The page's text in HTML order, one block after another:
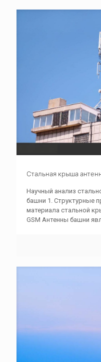
Стальная крыша
Научный анализ
башни 1. Структурные
материала стальной
GSM Антенны башни